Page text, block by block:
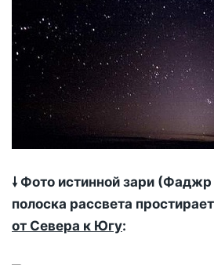
🠗 Фото истинной зари
полоска рассвета
от Севера к Югу: